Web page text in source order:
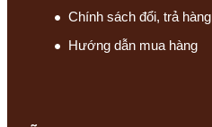
Chính sách đổi, trả hàng
Hướng dẫn mua hàng